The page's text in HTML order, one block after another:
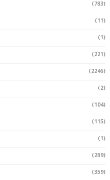
(783)
(11)
(1)
(221)
(2246)
(2)
(104)
(115)
(1)
(289)
(359)